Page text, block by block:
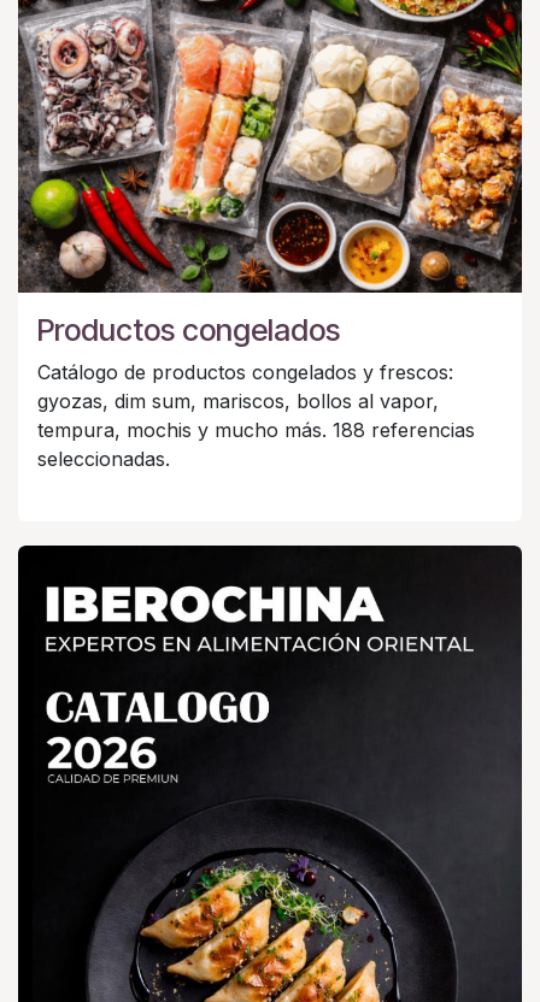
Productos congelados
Catálogo de productos congelados y frescos:
gyozas, dim sum, mariscos, bollos al vapor,
tempura, mochis y mucho más. 188 referencias
seleccionadas.